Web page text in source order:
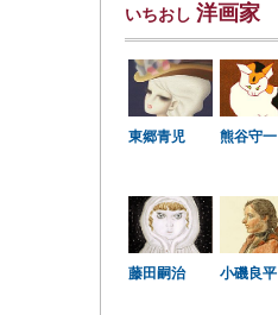
いちおし 洋画家
東郷青児 熊谷守一
藤田嗣治 小磯良平